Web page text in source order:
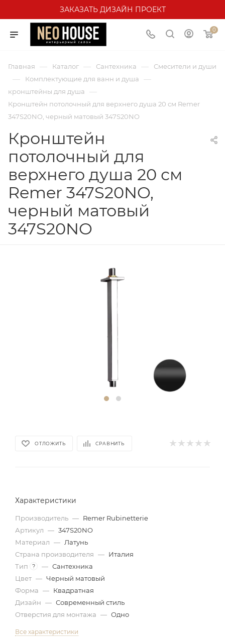
ЗАКАЗАТЬ ДИЗАЙН ПРОЕКТ
0
Главная — Каталог — Сантехника — Смесители и души
— Комплектующие для ванн и душа —
кронштейны для душа —
Кронштейн потолочный для верхнего душа 20 см Remer
347S20NO, черный матовый 347S20NO
Кронштейн
потолочный для
верхнего душа 20 см
Remer 347S20NO,
черный матовый
347S20NO
ОТЛОЖИТЬ СРАВНИТЬ
Характеристики
Производитель — Remer Rubinetterie
Артикул — 347S20NO
Материал — Латунь
Страна производителя — Италия
Тип
? — Сантехника
Цвет — Черный матовый
Форма — Квадратная
Дизайн — Современный стиль
Отверстия для монтажа — Одно
Все характеристики